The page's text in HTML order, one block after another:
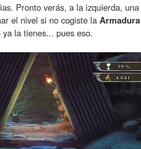
Pronto verás, a la izquierda, una
el nivel si no cogiste la Armadura
ya la tienes... pues eso.